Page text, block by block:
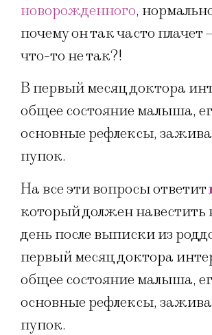
новорожденного,
почему он так часто плачет
что-то не так?!
В первый месяц доктора
общее состояние малыша,
основные рефлексы,
пупок.
На все эти вопросы ответит
который должен навестить
день после выписки из
первый месяц доктора
общее состояние малыша,
основные рефлексы,
пупок.